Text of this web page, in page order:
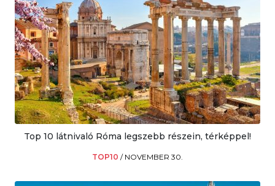
Top 10 látnivaló Róma legszebb részein, térképpel!
TOP10 / NOVEMBER 30.